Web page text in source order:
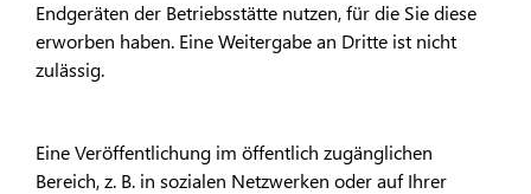
Endgeräten der Betriebsstätte nutzen, für die Sie diese
erworben haben. Eine Weitergabe an Dritte ist nicht
zulässig.
Eine Veröffentlichung im öffentlich zugänglichen
Bereich, z. B. in sozialen Netzwerken oder auf Ihrer